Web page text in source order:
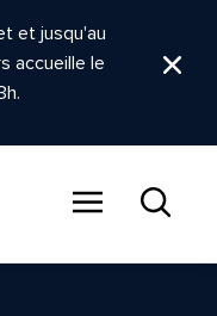
et jusqu'au
accueille le